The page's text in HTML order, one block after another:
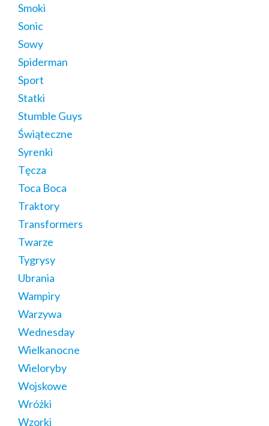
Smoki
Sonic
Sowy
Spiderman
Sport
Statki
Stumble Guys
Świąteczne
Syrenki
Tęcza
Toca Boca
Traktory
Transformers
Twarze
Tygrysy
Ubrania
Wampiry
Warzywa
Wednesday
Wielkanocne
Wieloryby
Wojskowe
Wróżki
Wzorki